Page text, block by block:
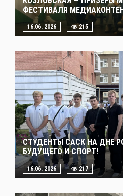
ФЕСТИВАЛЯ
16.06. 2026 215
СТУДЕНТЫ САСК НА ДНЕ
БУДУЩЕГО И СПОРТ!
16.06. 2026 217